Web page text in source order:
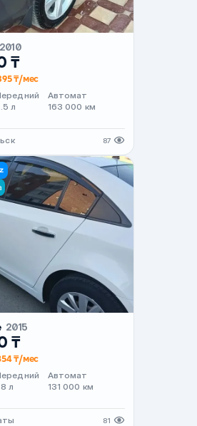
2010
₸
₸/мес
л
Автомат
163 000 км
87
2015
₸
₸/мес
л
Автомат
131 000 км
81